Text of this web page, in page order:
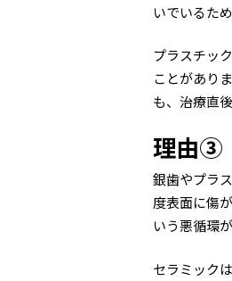
いでいるため
プラスチッ
ことがあり
も、治療直
理由③
銀歯やプラ
度表面に傷
いう悪循環
セラミック